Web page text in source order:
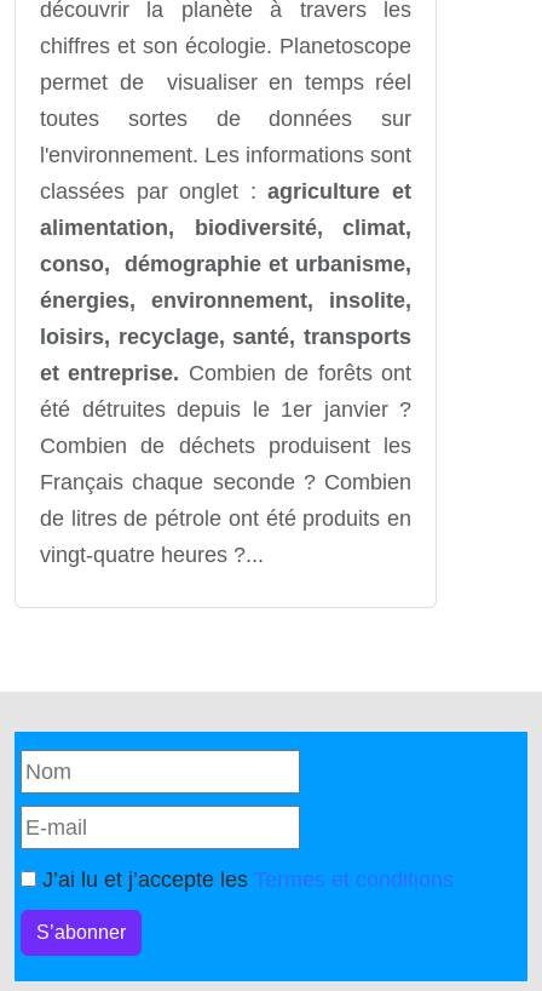
découvrir la planète à travers les
chiffres et son écologie. Planetoscope
permet de visualiser en temps réel
toutes sortes de données sur
l'environnement. Les informations sont
classées par onglet :agriculture et
alimentation, biodiversité, climat,
conso, démographie et urbanisme,
énergies, environnement, insolite,
loisirs, recyclage, santé, transports
et entreprise. Combien de forêts ont
été détruites depuis le 1er janvier ?
Combien de déchets produisent les
Français chaque seconde ? Combien
de litres de pétrole ont été produits en
vingt-quatre heures ?...
J’ai lu et j’accepte les Termes et conditions
S’abonner